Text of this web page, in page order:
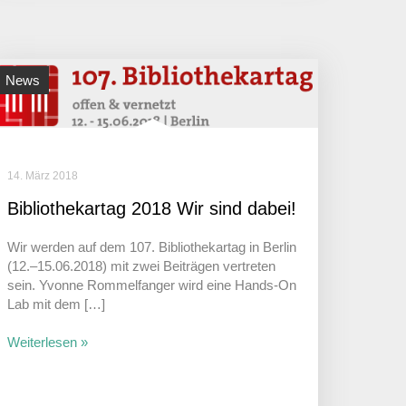
News
14. März 2018
Biblio­the­kartag 2018 Wir sind dabei!
Wir werden auf dem 107. Biblio­the­kartag in Berlin
(12.–15.06.2018) mit zwei Beiträgen vertreten
sein. Yvonne Rommel­fanger wird eine Hands-On
Lab mit dem […]
Weiterlesen »